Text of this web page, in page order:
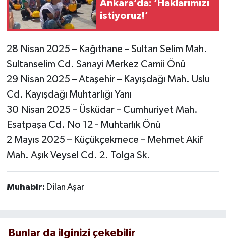
Ankara’da: ‘Haklarımızı
istiyoruz!’
28 Nisan 2025 – Kağıthane – Sultan Selim Mah.
Sultanselim Cd. Sanayi Merkez Camii Önü
29 Nisan 2025 – Ataşehir – Kayışdağı Mah. Uslu
Cd. Kayışdağı Muhtarlığı Yanı
30 Nisan 2025 – Üsküdar – Cumhuriyet Mah.
Esatpaşa Cd. No 12 - Muhtarlık Önü
2 Mayıs 2025 – Küçükçekmece – Mehmet Akif
Mah. Aşık Veysel Cd. 2. Tolga Sk.
Muhabir: Dilan Aşar
Bunlar da ilginizi çekebilir